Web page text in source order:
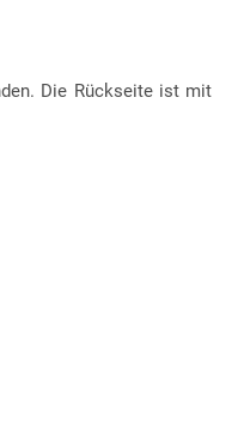
Die Rückseite ist mit